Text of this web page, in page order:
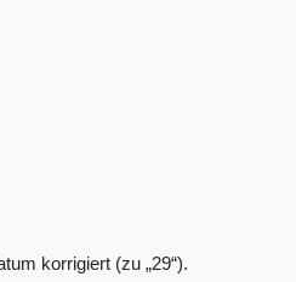
korrigiert (zu „29“).